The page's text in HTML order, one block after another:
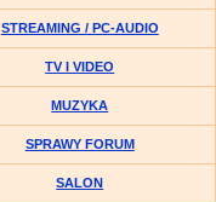
STREAMING / PC-AUDIO
TV I VIDEO
MUZYKA
SPRAWY FORUM
SALON